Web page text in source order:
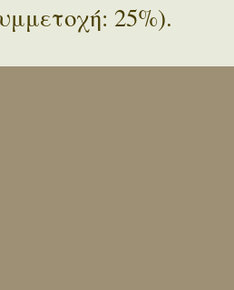
25%).